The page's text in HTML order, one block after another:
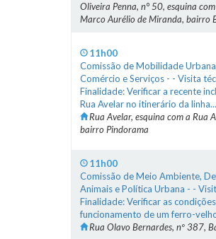
Oliveira Penna, n° 50, esquina
Marco Aurélio de Miranda, bairro
11h00
Comissão de Mobilidade
Comércio e Serviços - - Visita
Finalidade: Verificar a recente
Rua Avelar no itinerário da linha...
Rua Avelar, esquina com a Rua
bairro Pindorama
11h00
Comissão de Meio Ambiente,
Animais e Política Urbana - -
Finalidade: Verificar as
funcionamento de um ferro-
Rua Olavo Bernardes, nº 387,